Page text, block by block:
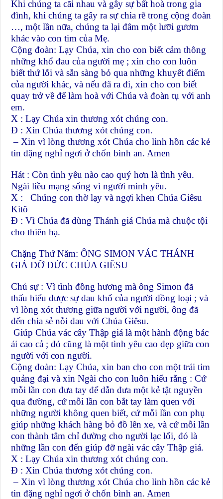
Khi chúng ta cãi nhau và gây sự bất hoà trong gia
đình, khi chúng ta gây ra sự chia rẽ trong cộng đoàn
…, một lần nữa, chúng ta lại đâm một lưỡi gươm
khác vào con tim của Mẹ.
Cộng đoàn: Lạy Chúa, xin cho con biết cảm thông
những khổ đau của người mẹ ; xin cho con luôn
biết thứ lỗi và sẵn sàng bỏ qua những khuyết điểm
của người khác, và nếu đã ra đi, xin cho con biết
quay trở về để làm hoà với Chúa và đoàn tụ với anh
em.
X : Lạy Chúa xin thương xót chúng con.
Đ : Xin Chúa thương xót chúng con.
– Xin vì lòng thương xót Chúa cho linh hồn các kẻ
tin đặng nghỉ ngơi ở chốn bình an. Amen
Hát : Còn tình yêu nào cao quý hơn là tình yêu.
Ngài liều mạng sống vì người mình yêu.
X : Chúng con thờ lạy và ngợi khen Chúa Giêsu
Kitô
Đ : Vì Chúa đã dùng Thánh giá Chúa mà chuộc tội
cho thiên hạ.
Chặng Thứ Năm: ÔNG SIMON VÁC THÁNH
GIÁ ĐỠ ĐỨC CHÚA GIÊSU
Chủ sự : Vì tình đồng hương mà ông Simon đã
thấu hiểu được sự đau khổ của người đồng loại ; và
vì lòng xót thương giữa người với người, ông đã
đến chia sẻ nỗi đau với Chúa Giêsu.
Giúp Chúa vác cây Thập giá là một hành động bác
ái cao cả ; đó cũng là một tình yêu cao đẹp giữa con
người với con người.
Cộng đoàn: Lạy Chúa, xin ban cho con một trái tim
quảng đại và xin Ngài cho con luôn hiểu rằng : Cứ
mỗi lần con đưa tay để dẫn đưa một kẻ tật nguyền
qua đường, cứ mỗi lần con bắt tay làm quen với
những người không quen biết, cứ mỗi lần con phụ
giúp những khách hàng bỏ đồ lên xe, và cứ mỗi lần
con thành tâm chỉ đường cho người lạc lối, đó là
những lần con đến giúp đỡ ngài vác cây Thập giá.
X : Lạy Chúa xin thương xót chúng con.
Đ : Xin Chúa thương xót chúng con.
– Xin vì lòng thương xót Chúa cho linh hồn các kẻ
tin đặng nghỉ ngơi ở chốn bình an. Amen